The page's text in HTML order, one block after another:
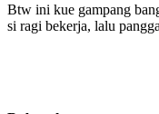
Btw ini kue gampang
si ragi bekerja, lalu